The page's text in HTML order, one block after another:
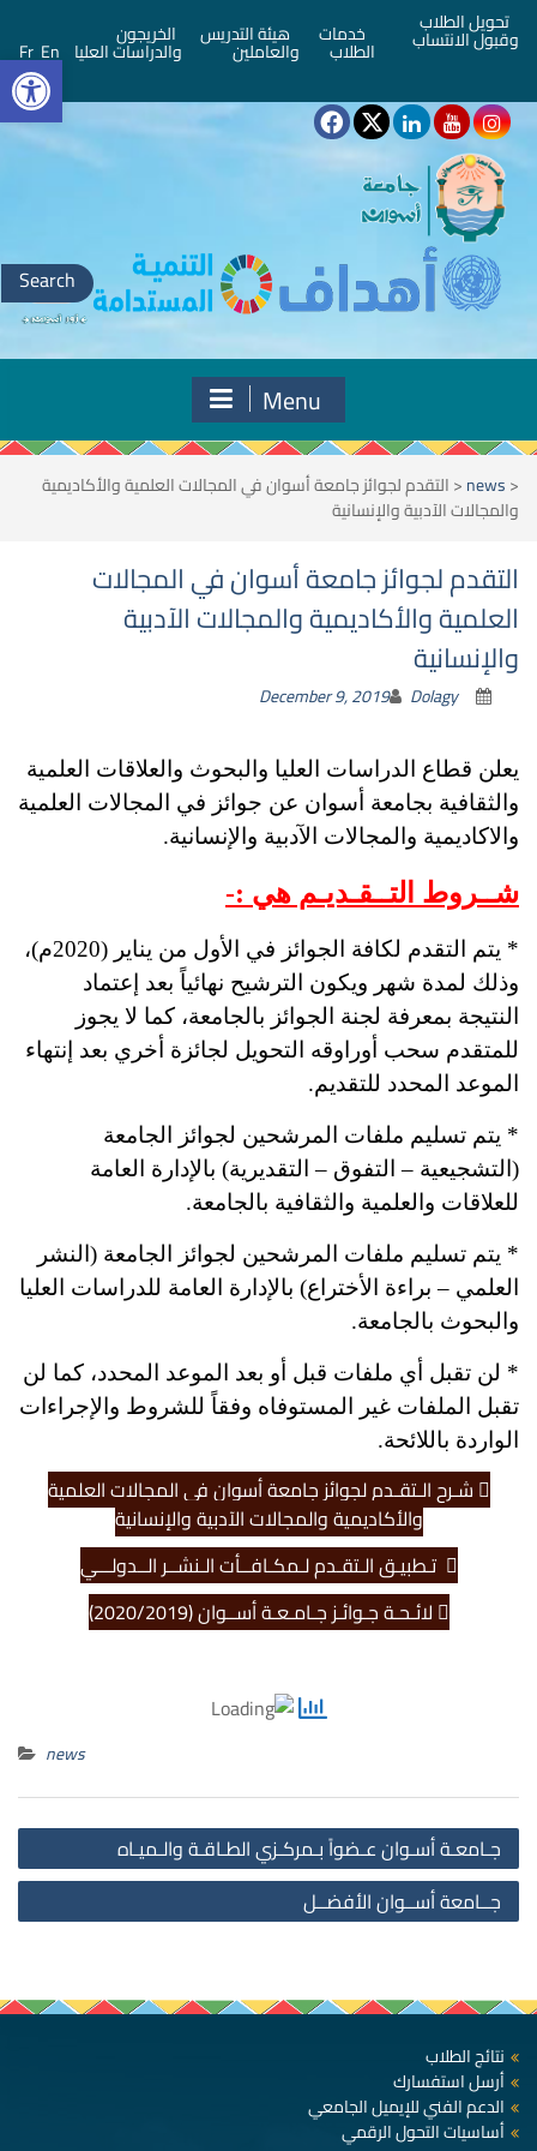
تحويل الطلاب
وقبول الانتساب خدمات
الطلاب
هيئة التدريس
والعاملين
الخريجون
والدراسات العليا En
Fr
Search
for:
Menu
<
news
<التقدم لجوائز جامعة أسوان في المجالات العلمية والأكاديمية
والمجالات الآدبية والإنسانية
التقدم لجوائز جامعة أسوان في المجالات
العلمية والأكاديمية والمجالات الآدبية
والإنسانية
December 9, 2019 Dolagy
يعلن قطاع الدراسات العليا والبحوث والعلاقات العلمية
والثقافية بجامعة أسوان عن جوائز في المجالات العلمية
والاكاديمية والمجالات الآدبية والإنسانية.
شــروط التــقـديـم هي :-
* يتم التقدم لكافة الجوائز في الأول من يناير (2020م)،
وذلك لمدة شهر ويكون الترشيح نهائياً بعد إعتماد
النتيجة بمعرفة لجنة الجوائز بالجامعة، كما لا يجوز
للمتقدم سحب أوراوقه التحويل لجائزة أخري بعد إنتهاء
الموعد المحدد للتقديم.
* يتم تسليم ملفات المرشحين لجوائز الجامعة
(التشجيعية – التفوق – التقديرية) بالإدارة العامة
للعلاقات والعلمية والثقافية بالجامعة.
* يتم تسليم ملفات المرشحين لجوائز الجامعة (النشر
العلمي – براءة الأختراع) بالإدارة العامة للدراسات العليا
والبحوث بالجامعة.
* لن تقبل أي ملفات قبل أو بعد الموعد المحدد، كما لن
تقبل الملفات غير المستوفاه وفقاً للشروط والإجراءات
الواردة باللائحة.
شـرح الـتقـدم لجوائز جامعة أسوان في المجالات العلمية
والأكاديمية والمجالات الآدبية والإنسانية
تـطبيـق الـتقـدم لـمكـافــأت الـنشــر الــدولـــي
لائـحـة جـوائـز جـامـعـة أســوان (2020/2019)
news
جـامعـة أسـوان عـضواً بـمركـزي الطـاقـة والـميـاه
جــامعة أســوان الأفضــل
نتائج الطلاب
أرسل استفسارك
الدعم الفني للإيميل الجامعي
أساسيات التحول الرقمي